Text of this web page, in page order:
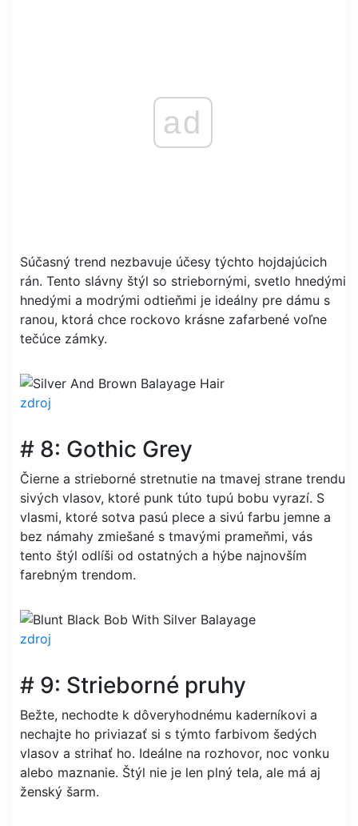
ad
Súčasný trend nezbavuje účesy týchto hojdajúcich
rán. Tento slávny štýl so striebornými, svetlo hnedými
hnedými a modrými odtieňmi je ideálny pre dámu s
ranou, ktorá chce rockovo krásne zafarbené voľne
tečúce zámky.
zdroj
# 8: Gothic Grey
Čierne a strieborné stretnutie na tmavej strane trendu
sivých vlasov, ktoré punk túto tupú bobu vyrazí. S
vlasmi, ktoré sotva pasú plece a sivú farbu jemne a
bez námahy zmiešané s tmavými prameňmi, vás
tento štýl odlíši od ostatných a hýbe najnovším
farebným trendom.
zdroj
# 9: Strieborné pruhy
Bežte, nechodte k dôveryhodnému kaderníkovi a
nechajte ho priviazať si s týmto farbivom šedých
vlasov a strihať ho. Ideálne na rozhovor, noc vonku
alebo maznanie. Štýl nie je len plný tela, ale má aj
ženský šarm.